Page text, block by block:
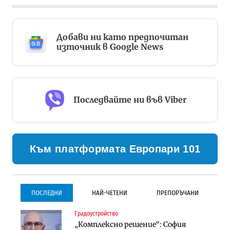
Добави ни като предпочитан
източник в Google News
Последвайте ни във Viber
Към платформата Европари 101
ПОСЛЕДНИ НАЙ-ЧЕТЕНИ ПРЕПОРЪЧАНИ
Градоустройство
„Комплексно решение“: София
Градоустройство
Столична община избра
Инфраструктура
Проектирането на тунела под